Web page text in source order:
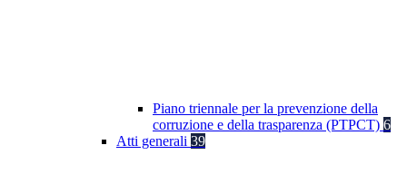
Piano triennale per la prevenzione della
corruzione e della trasparenza (PTPCT) 6
Atti generali 39